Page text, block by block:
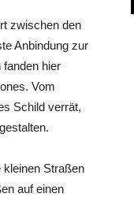
zwischen den
Anbindung zur
fanden hier
Vom
Schild verrät,
kleinen Straßen
auf einen